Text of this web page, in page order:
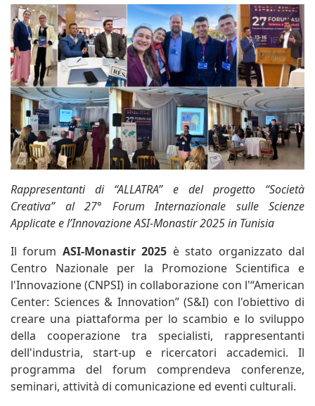
Rappresentanti di “ALLATRA” e del progetto “Società
Creativa” al 27° Forum Internazionale sulle Scienze
Applicate e l’Innovazione ASI-Monastir 2025 in Tunisia
Il forum ASI-Monastir 2025 è stato organizzato dal
Centro Nazionale per la Promozione Scientifica e
l'Innovazione (CNPSI) in collaborazione con l'“American
Center: Sciences & Innovation” (S&I) con l'obiettivo di
creare una piattaforma per lo scambio e lo sviluppo
della cooperazione tra specialisti, rappresentanti
dell'industria, start-up e ricercatori accademici. Il
programma del forum comprendeva conferenze,
seminari, attività di comunicazione ed eventi culturali.